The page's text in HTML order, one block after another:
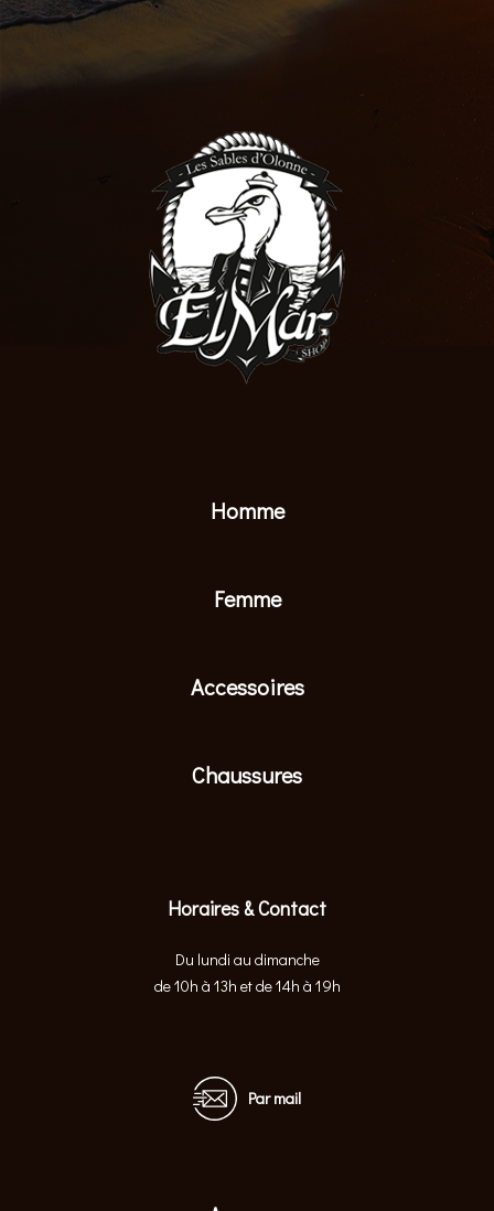
Homme
Femme
Accessoires
Chaussures
Horaires & Contact
Du lundi au dimanche
de 10h à 13h et de 14h à 19h
Par mail